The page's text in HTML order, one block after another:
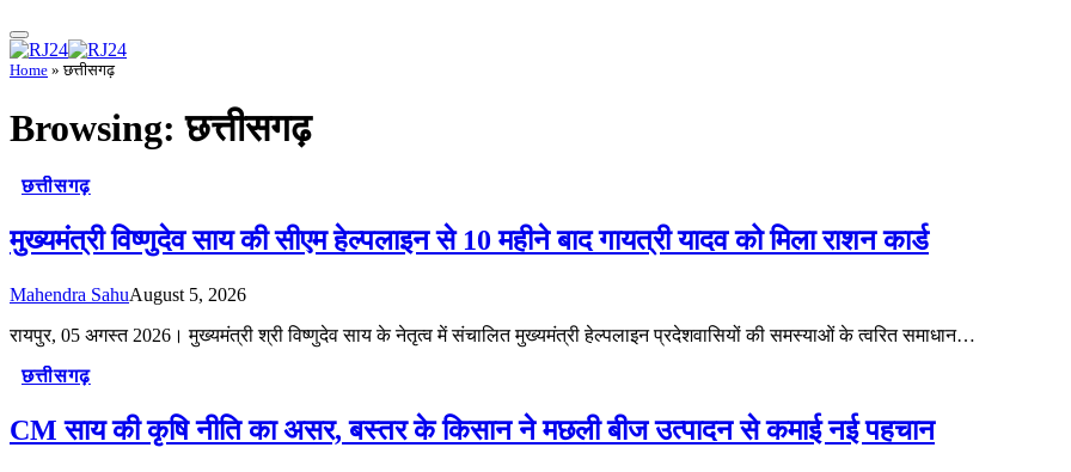
Home »छत्तीसगढ़
Browsing:छत्तीसगढ़
छत्तीसगढ़
मुख्यमंत्री विष्णुदेव साय की सीएम हेल्पलाइन से 10 महीने बाद गायत्री यादव को मिला राशन कार्ड
Mahendra SahuAugust 5, 2026
रायपुर, 05 अगस्त 2026। मुख्यमंत्री श्री विष्णुदेव साय के नेतृत्व में संचालित मुख्यमंत्री हेल्पलाइन प्रदेशवासियों की समस्याओं के त्वरित समाधान…
छत्तीसगढ़
CM साय की कृषि नीति का असर, बस्तर के किसान ने मछली बीज उत्पादन से कमाई नई पहचान